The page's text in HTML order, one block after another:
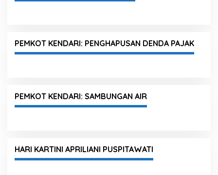
PEMKOT KENDARI: PENGHAPUSAN DENDA PAJAK
PEMKOT KENDARI: SAMBUNGAN AIR
HARI KARTINI APRILIANI PUSPITAWATI